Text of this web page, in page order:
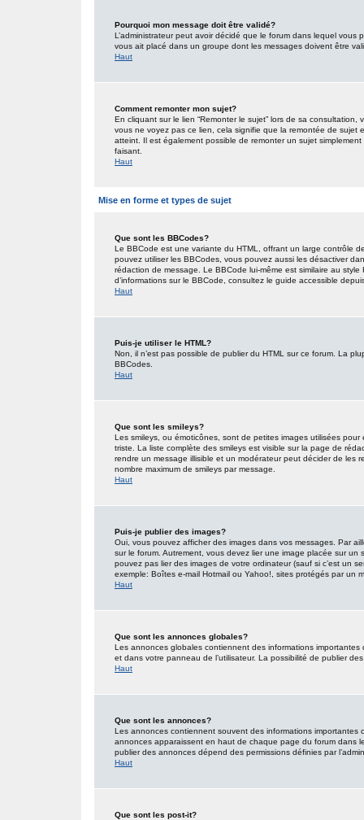
Pourquoi mon message doit être validé?
L’administrateur peut avoir décidé que le forum dans lequel
vous ait placé dans un groupe dont les messages doivent être
Haut
Comment remonter mon sujet?
En cliquant sur le lien “Remonter le sujet” lors de sa consultation,
vous ne voyez pas ce lien, cela signifie que la remontée de sujet
atteint. Il est également possible de remonter un sujet
faisant.
Haut
Mise en forme et types de sujet
Que sont les BBCodes?
Le BBCode est une variante du HTML, offrant un large contrôle
pouvez utiliser les BBCodes, vous pouvez aussi les désactiver
rédaction de message. Le BBCode lui-même est similaire au
d’informations sur le BBCode, consultez le guide accessible
Haut
Puis-je utiliser le HTML?
Non, il n’est pas possible de publier du HTML sur ce forum. La
BBCodes.
Haut
Que sont les smileys?
Les smileys, ou émoticônes, sont de petites images utilisées
triste. La liste complète des smileys est visible sur la page de
rendre un message illisible et un modérateur peut décider de les
nombre maximum de smileys par message.
Haut
Puis-je publier des images?
Oui, vous pouvez afficher des images dans vos messages. Par
sur le forum. Autrement, vous devez lier une image placée sur
pouvez pas lier des images de votre ordinateur (sauf si c’est un
exemple: Boîtes e-mail Hotmail ou Yahoo!, sites protégés par un
Haut
Que sont les annonces globales?
Les annonces globales contiennent des informations
et dans votre panneau de l’utilisateur. La possibilité de publier
Haut
Que sont les annonces?
Les annonces contiennent souvent des informations
annonces apparaissent en haut de chaque page du forum dans
publier des annonces dépend des permissions définies par
Haut
Que sont les post-it?